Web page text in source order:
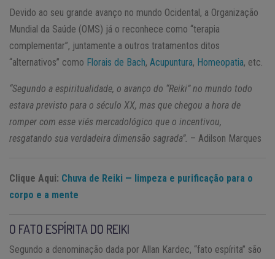
Devido ao seu grande avanço no mundo Ocidental, a Organização
Mundial da Saúde (OMS) já o reconhece como “terapia
complementar”, juntamente a outros tratamentos ditos
“alternativos” como Florais de Bach, Acupuntura, Homeopatia, etc.
“Segundo a espiritualidade, o avanço do “Reiki” no mundo todo
estava previsto para o século XX, mas que chegou a hora de
romper com esse viés mercadológico que o incentivou,
resgatando sua verdadeira dimensão sagrada”. – Adilson Marques
Clique Aqui: Chuva de Reiki — limpeza e purificação para o
corpo e a mente
O FATO ESPÍRITA DO REIKI
Segundo a denominação dada por Allan Kardec, “fato espírita” são